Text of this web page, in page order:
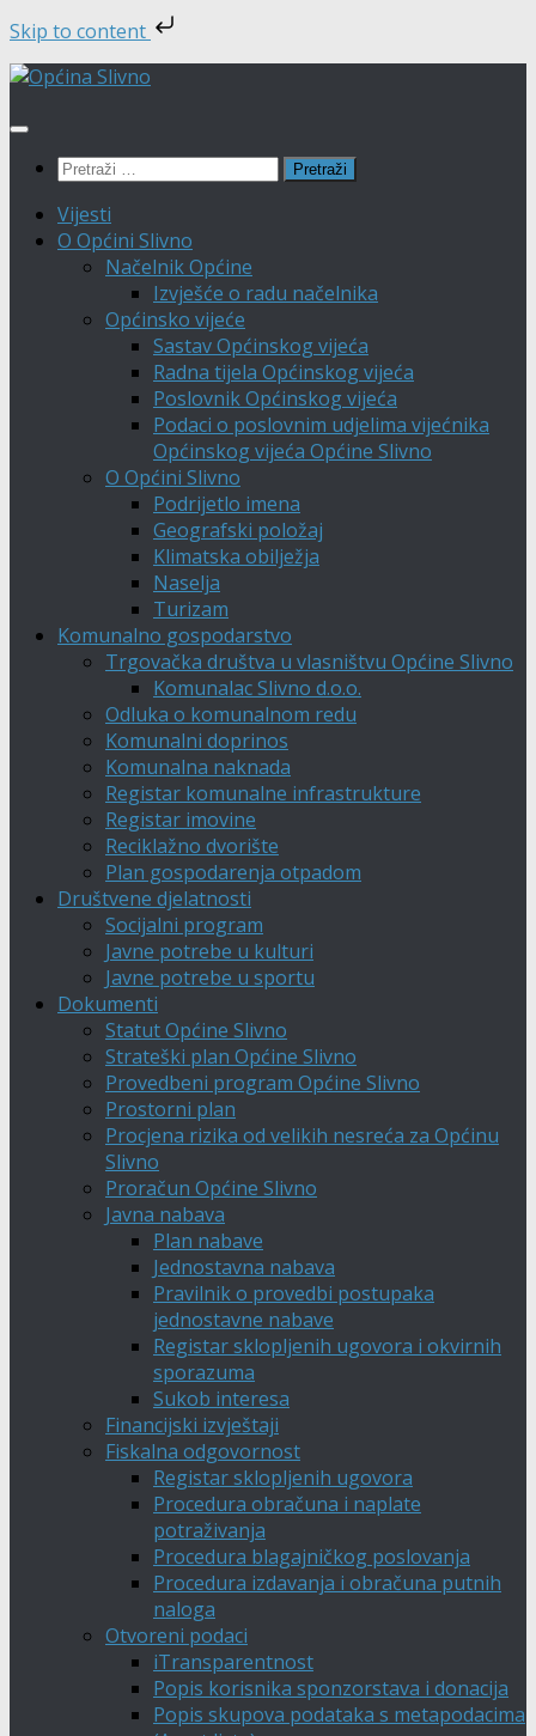
Skip to content
Skip
content
Pretraži:
Vijesti
O Općini Slivno
Načelnik Općine
Izvješće o radu načelnika
Općinsko vijeće
Sastav Općinskog vijeća
Radna tijela Općinskog vijeća
Poslovnik Općinskog vijeća
Podaci o poslovnim udjelima vijećnika
Općinskog vijeća Općine Slivno
O Općini Slivno
Podrijetlo imena
Geografski položaj
Klimatska obilježja
Naselja
Turizam
Komunalno gospodarstvo
Trgovačka društva u vlasništvu Općine Slivno
Komunalac Slivno d.o.o.
Odluka o komunalnom redu
Komunalni doprinos
Komunalna naknada
Registar komunalne infrastrukture
Registar imovine
Reciklažno dvorište
Plan gospodarenja otpadom
Društvene djelatnosti
Socijalni program
Javne potrebe u kulturi
Javne potrebe u sportu
Dokumenti
Statut Općine Slivno
Strateški plan Općine Slivno
Provedbeni program Općine Slivno
Prostorni plan
Procjena rizika od velikih nesreća za Općinu
Slivno
Proračun Općine Slivno
Javna nabava
Plan nabave
Jednostavna nabava
Pravilnik o provedbi postupaka
jednostavne nabave
Registar sklopljenih ugovora i okvirnih
sporazuma
Sukob interesa
Financijski izvještaji
Fiskalna odgovornost
Registar sklopljenih ugovora
Procedura obračuna i naplate
potraživanja
Procedura blagajničkog poslovanja
Procedura izdavanja i obračuna putnih
naloga
Otvoreni podaci
iTransparentnost
Popis korisnika sponzorstava i donacija
Popis skupova podataka s metapodacima